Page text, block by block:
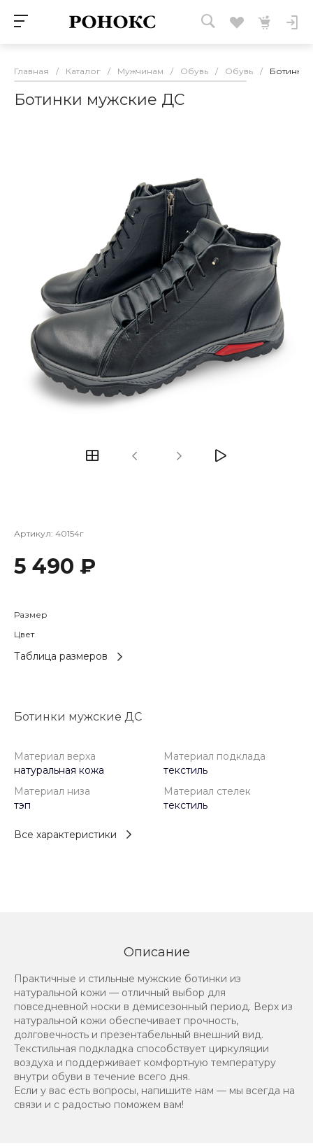
Главная / Каталог / Мужчинам / Обувь / Обувь / Ботинки
Ботинки мужские ДС
Артикул: 40154г
5 490 ₽
Размер
Цвет
Таблица размеров
Ботинки мужские ДС
Материал верха
натуральная кожа
Материал подклада
текстиль
Материал низа
тэп
Материал стелек
текстиль
Все характеристики
Описание
Практичные и стильные мужские ботинки из
натуральной кожи — отличный выбор для
повседневной носки в демисезонный период. Верх из
натуральной кожи обеспечивает прочность,
долговечность и презентабельный внешний вид.
Текстильная подкладка способствует циркуляции
воздуха и поддерживает комфортную температуру
внутри обуви в течение всего дня.
Если у вас есть вопросы, напишите нам — мы всегда на
связи и с радостью поможем вам!